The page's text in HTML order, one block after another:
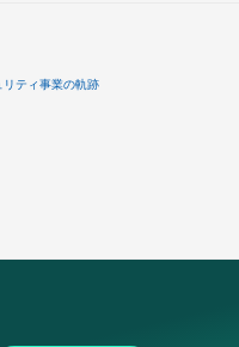
リティ事業の軌跡